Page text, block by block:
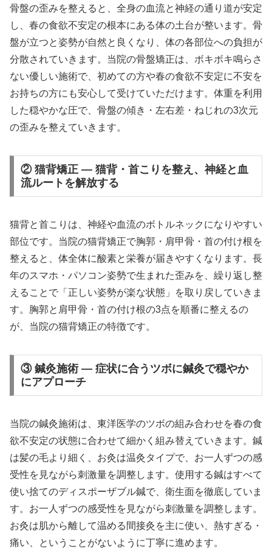
骨盤の歪みを整えると、全身の血流と神経の通り道が安定
し、春の食欲不安定の根本にある体の土台が整います。骨
盤が立つと姿勢が自然と良くなり、体の各部位への負担が
分散されていきます。当院の骨盤矯正は、ボキボキ鳴らさ
ない優しい施術で、初めての方や春の食欲不安定に不安を
お持ちの方にも安心して受けていただけます。体重を利用
した穏やかな圧で、骨盤の傾き・左右差・ねじれの3次元
の歪みを整えていきます。
② 猫背矯正 — 猫背・首こりを整え、神経と血
流ルートを解放する
猫背と首こりは、神経や血流のボトルネックになりやすい
部位です。当院の猫背矯正で胸郭・肩甲骨・首の付け根を
整えると、体全体に酸素と栄養が届きやすくなります。長
年のスマホ・パソコン姿勢で生まれた歪みを、繰り返し整
えることで「正しい姿勢が楽な状態」を取り戻していきま
す。胸郭と肩甲骨・首の付け根の3点を順番に整えるの
が、当院の猫背矯正の特徴です。
③ 鍼灸施術 — 症状に合うツボに鍼灸で穏やか
にアプローチ
当院の鍼灸施術は、東洋医学のツボの組み合わせを春の食
欲不安定の状態に合わせて細かく組み替えていきます。鍼
は髪の毛より細く、お灸は温灸タイプで、お一人ずつの感
受性を見ながら刺激量を調整します。使用する鍼はすべて
使い捨てのディスポーザブル鍼で、衛生面を徹底していま
す。お一人ずつの感受性を見ながら刺激量を調整します。
お灸は肌から離して温める間接灸を主に使い、熱すぎる・
痛い、ということがないように丁寧に進めます。